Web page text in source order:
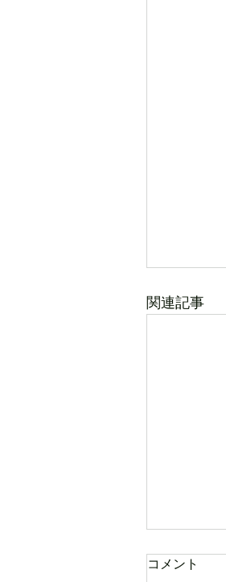
関連記事
コメント